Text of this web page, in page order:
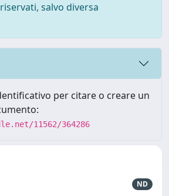
salvo diversa
per citare o creare un
11562/364286
ND